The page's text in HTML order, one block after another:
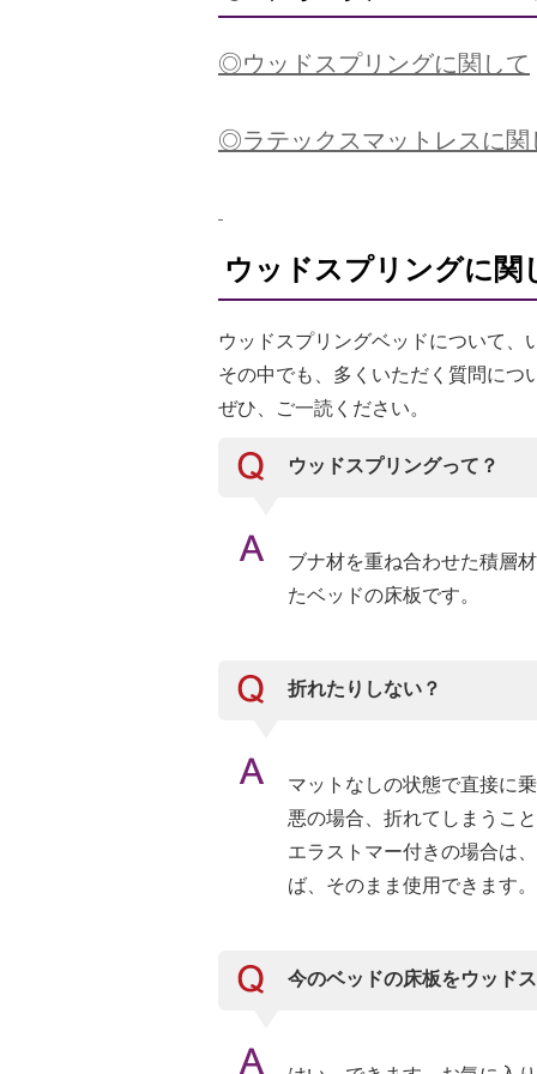
◎ウッドスプリングに関して
◎ラテックスマットレスに関
ウッドスプリングに関
ウッドスプリングベッドについて、
その中でも、多くいただく質問につ
ぜひ、ご一読ください。
ウッドスプリングって？
ブナ材を重ね合わせた積層
たベッドの床板です。
折れたりしない？
マットなしの状態で直接に
悪の場合、折れてしまうこ
エラストマー付きの場合は
ば、そのまま使用できます。
今のベッドの床板をウッド